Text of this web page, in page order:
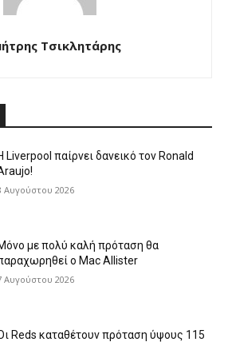
Τσικλητάρης
Liverpool παίρνει δανεικό τον Ronald
Αυγούστου 2026
με πολύ καλή πρόταση θα
ο Mac Allister
Αυγούστου 2026
Reds καταθέτουν πρόταση ύψους 115